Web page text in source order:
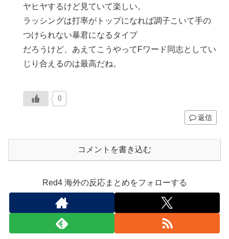
ヤヒヤするけど見ていて楽しい。
ラッシングは打率がトップになれば調子こいて手の
つけられない暴君になるタイプ
だろうけど、あえてこうやってFワード同志としてい
じり合えるのは最高だね。
0
返信
コメントを書き込む
Red4 海外の反応まとめをフォローする